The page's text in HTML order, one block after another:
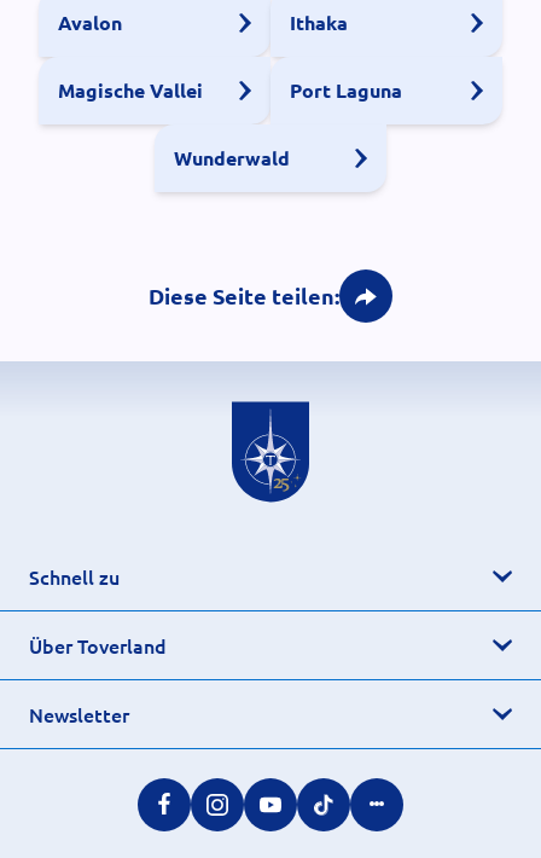
Avalon Ithaka
Magische Vallei Port Laguna
Wunderwald
Diese Seite teilen:
Schnell zu
Über Toverland
Newsletter